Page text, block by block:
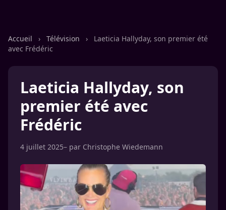
Accueil › Télévision ›
Laeticia Hallyday, son premier été
avec Frédéric
Laeticia Hallyday, son
premier été avec
Frédéric
4 juillet 2025– par Christophe Wiedemann